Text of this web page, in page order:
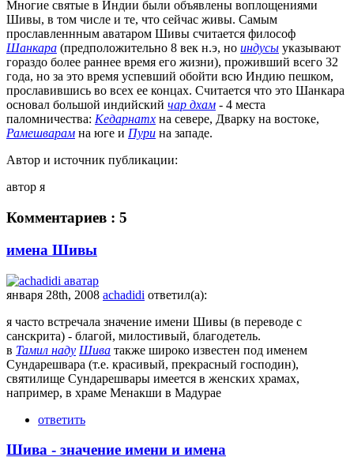
Многие святые в Индии были объявлены воплощениями
Шивы, в том числе и те, что сейчас живы. Самым
прославленнным аватаром Шивы считается философ
Шанкара (предположительно 8 век н.э, но индусы указывают
гораздо более раннее время его жизни), проживший всего 32
года, но за это время успевший обойти всю Индию пешком,
прославившись во всех ее концах. Считается что это Шанкара
основал большой индийский чар дхам - 4 места
паломничества: Кедарнатх на севере, Дварку на востоке,
Рамешварам на юге и Пури на западе.
Автор и источник публикации:
автор я
Комментариев : 5
имена Шивы
января 28th, 2008 achadidi ответил(а):
я часто встречала значение имени Шивы (в переводе с
санскрита) - благой, милостивый, благодетель.
в Тамил наду Шива также широко известен под именем
Сундарешвара (т.е. красивый, прекрасный господин),
святилище Сундарешвары имеется в женских храмах,
например, в храме Менакши в Мадурае
ответить
Шива - значение имени и имена